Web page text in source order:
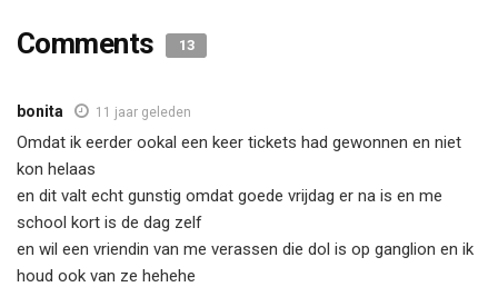
Comments 13
bonita 11 jaar geleden
Omdat ik eerder ookal een keer tickets had gewonnen en niet
kon helaas
en dit valt echt gunstig omdat goede vrijdag er na is en me
school kort is de dag zelf
en wil een vriendin van me verassen die dol is op ganglion en ik
houd ook van ze hehehe